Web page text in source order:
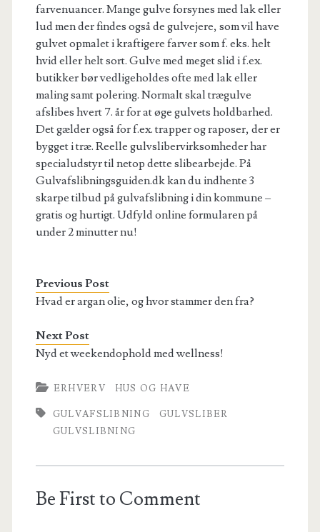
farvenuancer. Mange gulve forsynes med lak eller
lud men der findes også de gulvejere, som vil have
gulvet opmalet i kraftigere farver som f. eks. helt
hvid eller helt sort. Gulve med meget slid i f.ex.
butikker bør vedligeholdes ofte med lak eller
maling samt polering. Normalt skal trægulve
afslibes hvert 7. år for at øge gulvets holdbarhed.
Det gælder også for f.ex. trapper og raposer, der er
bygget i træ. Reelle gulvslibervirksomheder har
specialudstyr til netop dette slibearbejde. På
Gulvafslibningsguiden.dk kan du indhente 3
skarpe tilbud på gulvafslibning i din kommune –
gratis og hurtigt. Udfyld online formularen på
under 2 minutter nu!
Previous Post
Hvad er argan olie, og hvor stammer den fra?
Next Post
Nyd et weekendophold med wellness!
ERHVERV HUS OG HAVE
GULVAFSLIBNING
GULVSLIBER
GULVSLIBNING
Be First to Comment